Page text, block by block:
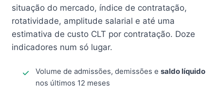
situação do mercado, índice de contratação,
rotatividade, amplitude salarial e até uma
estimativa de custo CLT por contratação. Doze
indicadores num só lugar.
Volume de admissões, demissões e saldo líquido
nos últimos 12 meses